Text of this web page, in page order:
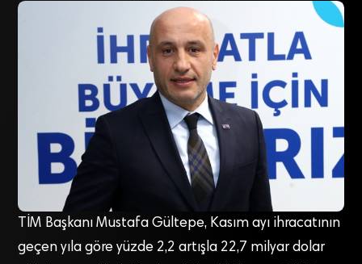
TİM Başkanı Mustafa Gültepe, Kasım ayı ihracatının
geçen yıla göre yüzde 2,2 artışla 22,7 milyar dolar